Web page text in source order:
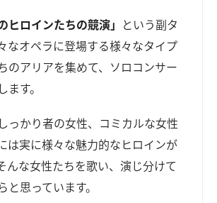
ヒロインたちの競演」 という副タ
なオペラに登場する様々なタイプ
のアリアを集めて、ソロコンサー
ます。
っかり者の女性、コミカルな女性
は実に様々な魅力的なヒロインが
んな女性たちを歌い、演じ分けて
と思っています。